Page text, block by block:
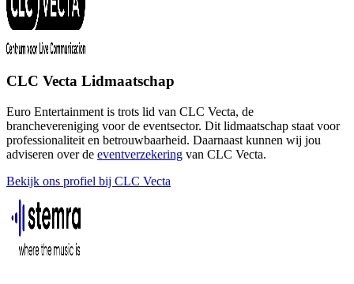
CLC Vecta Lidmaatschap
Euro Entertainment is trots lid van CLC Vecta, de
branchevereniging voor de eventsector. Dit lidmaatschap staat voor
professionaliteit en betrouwbaarheid. Daarnaast kunnen wij jou
adviseren over de eventverzekering van CLC Vecta.
Bekijk ons profiel bij CLC Vecta